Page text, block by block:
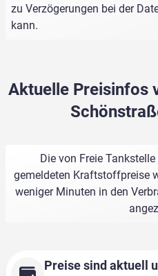
zu Verzögerungen bei der
kann.
Aktuelle Preisinfos
Die von Freie
gemeldeten Kraftstoffpreise
weniger Minuten in den
Preise sind aktuell